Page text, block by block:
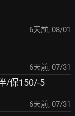
6天前, 08/01
6天前, 07/31
/保150/-5
6天前, 07/31